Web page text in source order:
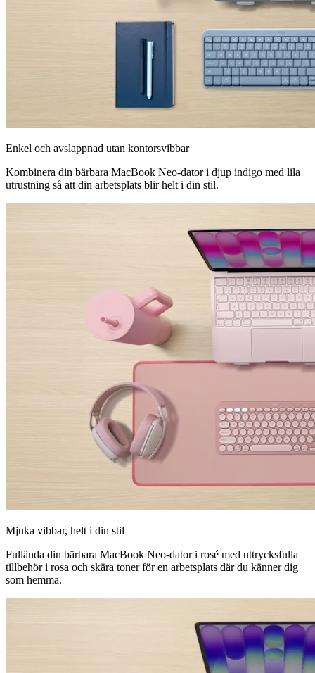
Enkel och avslappnad utan kontorsvibbar
Kombinera din bärbara MacBook Neo-dator i djup indigo med lila
utrustning så att din arbetsplats blir helt i din stil.
Mjuka vibbar, helt i din stil
Fullända din bärbara MacBook Neo-dator i rosé med uttrycksfulla
tillbehör i rosa och skära toner för en arbetsplats där du känner dig
som hemma.